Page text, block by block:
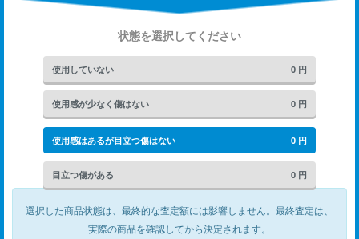
状態を選択してください
使用していない 0 円
使用感が少なく傷はない 0 円
使用感はあるが目立つ傷はない 0 円
目立つ傷がある 0 円
選択した商品状態は、最終的な査定額には影響しません。 最終査定は、
実際の商品を確認してから決定されます。